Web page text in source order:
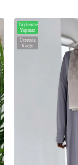
Ücretsiz
Kargo
Tüylenme
Yapmaz